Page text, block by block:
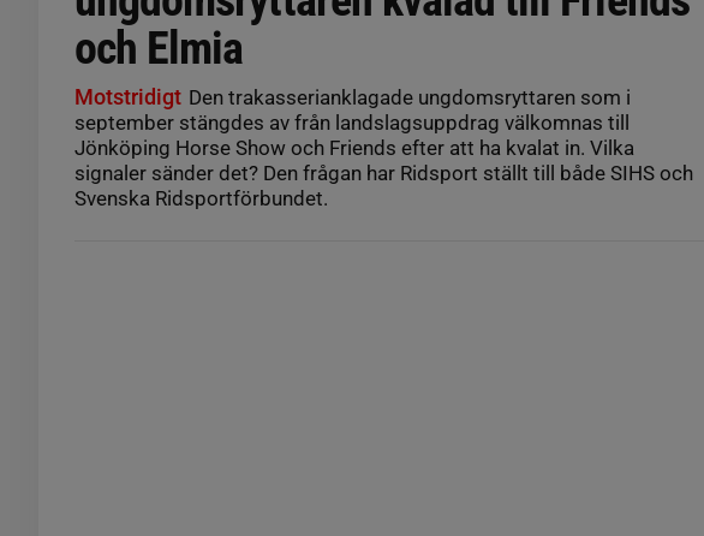
och Elmia
Motstridigt Den trakasserianklagade ungdomsryttaren som i
september stängdes av från landslagsuppdrag välkomnas till
Jönköping Horse Show och Friends efter att ha kvalat in. Vilka
signaler sänder det? Den frågan har Ridsport ställt till både SIHS och
Svenska Ridsportförbundet.